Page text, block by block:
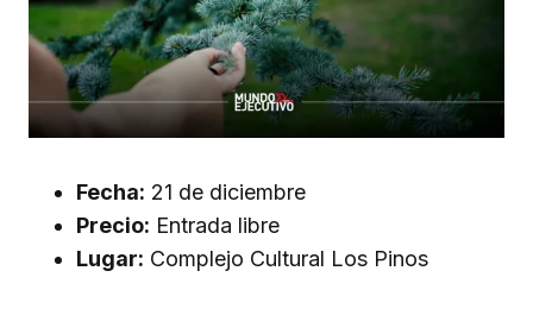
Fecha: 21 de diciembre
Precio: Entrada libre
Lugar: Complejo Cultural Los Pinos